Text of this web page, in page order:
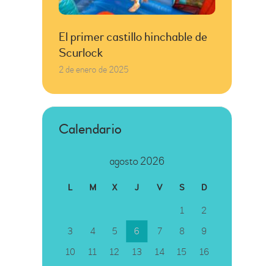
El primer castillo hinchable de
Scurlock
2 de enero de 2025
Calendario
agosto 2026
L M X J V S D
1
2
3
4 5 6 7 8
9
10
11 12 13 14 15
16